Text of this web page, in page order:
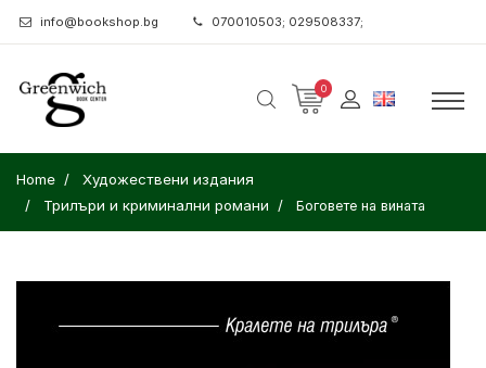
info@bookshop.bg 070010503; 029508337;
0
Home
Художествени издания
Трилъри и криминални романи
Боговете на вината